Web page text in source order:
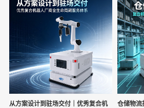
从方案设计到驻场交付｜优秀复合机
仓储物流